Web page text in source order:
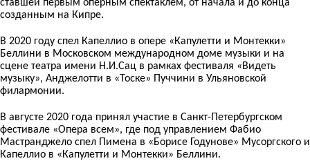
ставшей первым оперным спектаклем, от начала и до конца
созданным на Кипре.
В 2020 году спел Капеллио в опере «Капулетти и Монтекки»
Беллини в Московском международном доме музыки и на
сцене театра имени Н.И.Сац в рамках фестиваля «Видеть
музыку», Анджелотти в «Тоске» Пуччини в Ульяновской
филармонии.
В августе 2020 года принял участие в Санкт-Петербургском
фестивале «Опера всем», где под управлением Фабио
Мастранджело спел Пимена в «Борисе Годунове» Мусоргского и
Капеллио в «Капулетти и Монтекки» Беллини.